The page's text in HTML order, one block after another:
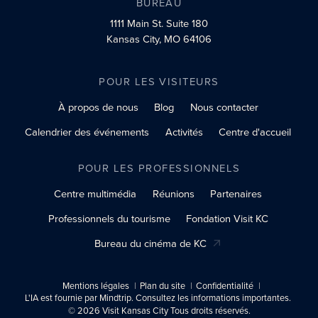
1111 Main St.Suite 180
Kansas City, MO 64106
POUR LES VISITEURS
À propos de nous
Blog
Nous contacter
Calendrier des événements
Activités Centre d'accueil
POUR LES PROFESSIONNELS
Centre multimédia
Réunions
Partenaires
Professionnels du tourisme
Fondation Visit KC
Bureau du cinéma de KC
Mentions légales Plan du site
Confidentialité
L'IA est fournie par Mindtrip. Consultez les informations importantes.
© 2026 Visit Kansas City Tous droits réservés.